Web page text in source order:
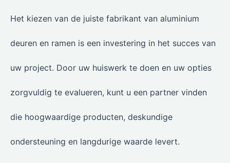
Het kiezen van de juiste fabrikant van aluminium
deuren en ramen is een investering in het succes van
uw project. Door uw huiswerk te doen en uw opties
zorgvuldig te evalueren, kunt u een partner vinden
die hoogwaardige producten, deskundige
ondersteuning en langdurige waarde levert.